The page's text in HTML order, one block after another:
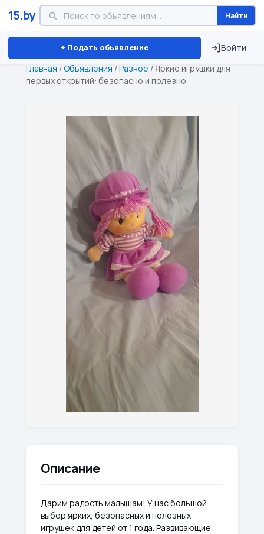
15.by Найти
+ Подать объявление Войти
Минск Витебск Брест ⏱ ТОЛЬКО 15 ДНЕЙ
Главная /Объявления /Разное / Яркие игрушки для
первых открытий: безопасно и полезно
Описание
Дарим радость малышам! У нас большой
выбор ярких, безопасных и полезных
игрушек для детей от 1 года. Развивающие